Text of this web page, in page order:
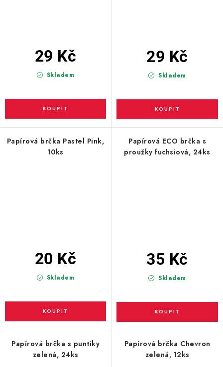
Skladem
29 Kč
Skladem
29 Kč
Papírová brčka Pastel Pink,
10ks
Skladem
20 Kč
Papírová ECO brčka s
proužky fuchsiová, 24ks
Skladem
35 Kč
Papírová brčka s puntíky
zelená, 24ks
Papírová brčka Chevron
zelená, 12ks